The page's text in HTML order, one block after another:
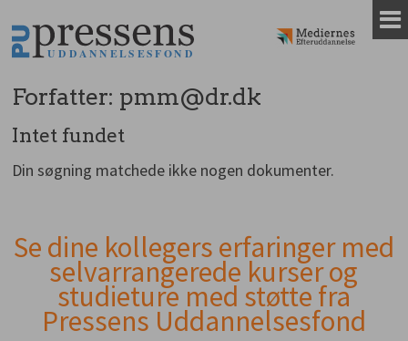
til
indhold
Forfatter: pmm@dr.dk
Intet fundet
Din søgning matchede ikke nogen dokumenter.
Andet
indhold
Se dine kollegers erfaringer med
selvarrangerede kurser og
studieture med støtte fra
Pressens Uddannelsesfond